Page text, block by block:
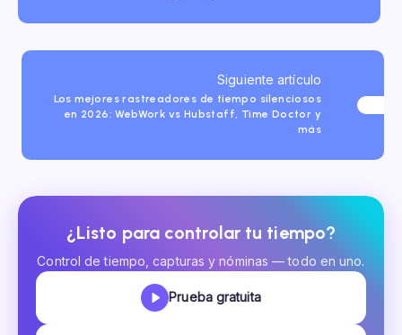
Siguiente artículo
Los mejores rastreadores de tiempo silenciosos
en 2026: WebWork vs Hubstaff, Time Doctor y
más
¿Listo para controlar tu tiempo?
Control de tiempo, capturas y nóminas — todo en uno.
Prueba gratuita